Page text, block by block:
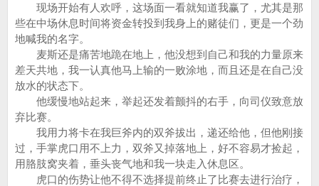
现场开始有人欢呼，这场面一看就知道我赢了，尤其是那
些在中场休息时间将资金转投到我身上的赌徒们，更是一个劲
地喊我的名字。
麦斯还是痛苦地跪在地上，他没想到自己和我的力量原来
差天共地，我一认真他马上输的一败涂地，而且还是在自己没
放水的状态下。
他缓慢地站起来，举起还发着颤抖的右手，向司仪致意放
弃比赛。
我用力将卡在我巨斧内的双斧拔出，递还给他，但他刚接
过，手掌虎口用不上力，双斧又掉落地上，好不容易才捡起，
用胳肢窝夹着，垂头丧气地和我一块走入休息区。
虎口的伤势让他不得不选择提前终止了比赛去进行治疗，